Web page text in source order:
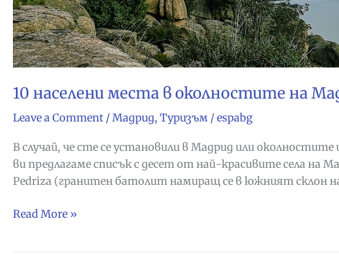
10 населени места в околностите на
Leave a Comment /Мадрид, Туризъм /espabg
В случай, че сте се установили в Мадрид или
ви предлагаме списък с десет от най-красивите села на
Pedriza (гранитен батолит намиращ се в южният склон
10
Read More »